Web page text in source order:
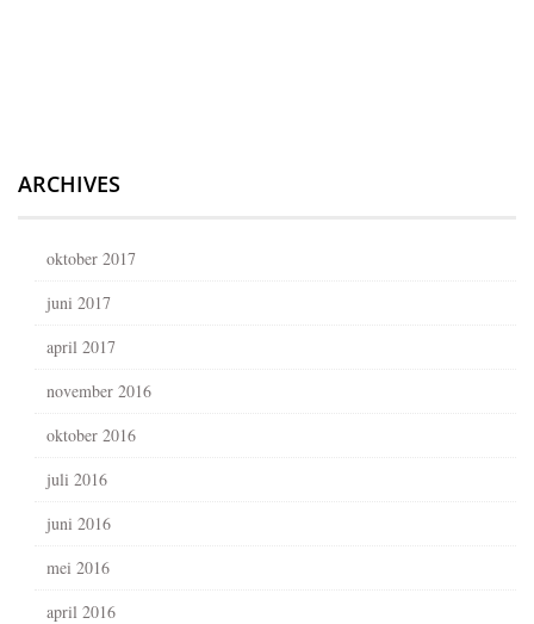
ARCHIVES
oktober 2017
juni 2017
april 2017
november 2016
oktober 2016
juli 2016
juni 2016
mei 2016
april 2016